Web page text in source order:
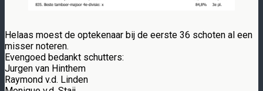
Helaas moest de optekenaar bij de eerste 36 schoten al een
misser noteren.
Evengoed bedankt schutters:
Jurgen van Hinthem
Raymond v.d. Linden